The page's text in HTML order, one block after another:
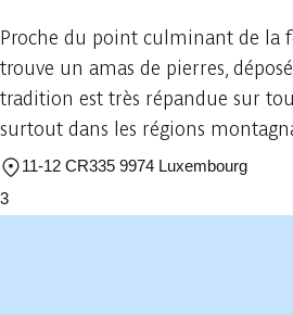
Proche du point culminant de la
trouve un amas de pierres,
tradition est très répandue sur
surtout dans les régions
11-12 CR335 9974 Luxembourg
3